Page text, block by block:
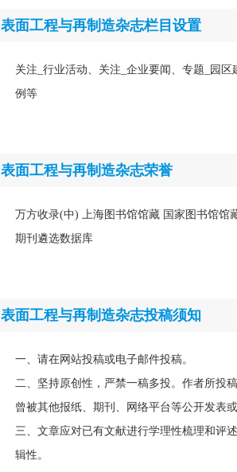
表面工程与再制造杂志栏目设置
关注_行业活动、关注_企业要闻、专题_园
例等
表面工程与再制造杂志荣誉
万方收录(中) 上海图书馆馆藏 国家图书馆馆
期刊遴选数据库
表面工程与再制造杂志投稿须知
一、请在网站投稿或电子邮件投稿。
二、坚持原创性，严禁一稿多投。作者所投
曾被其他报纸、期刊、网络平台等公开发表
三、文章应对已有文献进行学理性梳理和评
辑性。